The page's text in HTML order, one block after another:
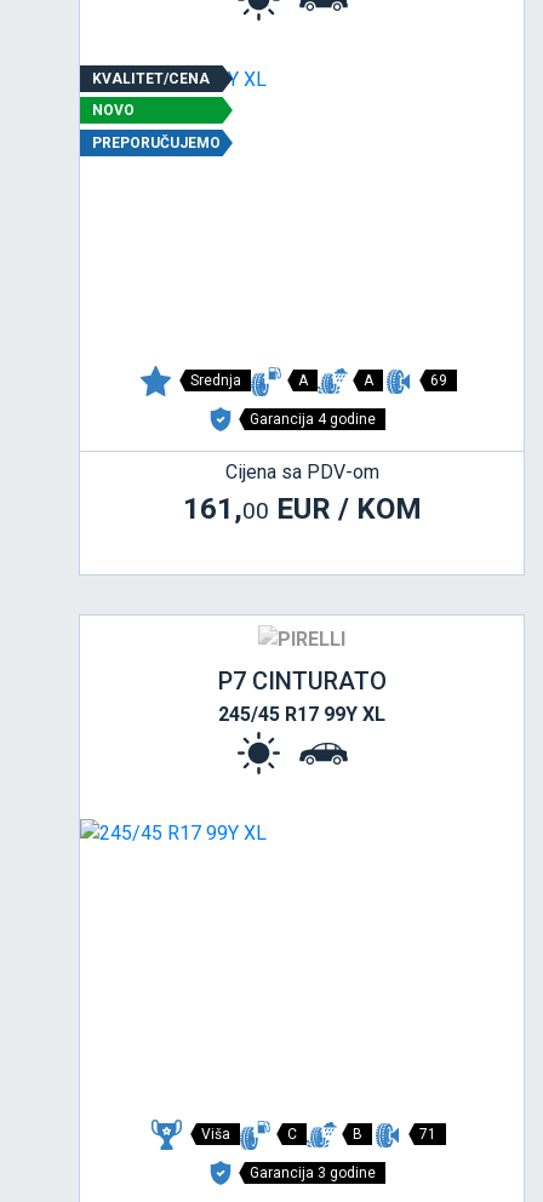
KVALITET/CENA
NOVO
PREPORUČUJEMO
Srednja A A 69
Garancija 4 godine
Cijena sa PDV-om
161,00 EUR / KOM
P7 CINTURATO
245/45 R17 99Y XL
Viša C B 71
Garancija 3 godine